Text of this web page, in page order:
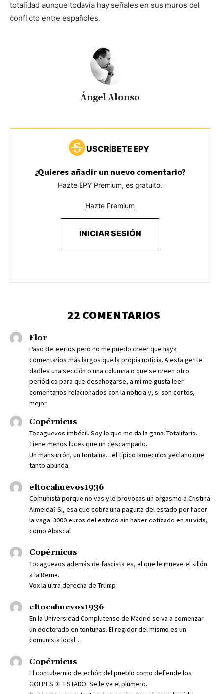
totalidad aunque todavía hay señales en sus muros del
conflicto entre españoles.
Ángel Alonso
USCRÍBETE EPY
¿Quieres añadir un nuevo comentario?
Hazte EPY Premium, es gratuito.
Hazte Premium
INICIAR SESIÓN
22 COMENTARIOS
Flor
Paso de leerlos pero no me puedo creer que haya
comentarios más largos que la propia noticia. A esta gente
dadles una sección o una columna o que se creen otro
periódico para que desahogarse, a mí me gusta leer
comentarios relacionados con la noticia y, si son cortos,
mejor.
Copérnicus
Tocaguevos imbécil. Soy lo que me da la gana. Totalitario.
Tiene menos luces que un descampado.
Un mansurrón, un tontaina…el típico lameculos yeclano que
tanto abunda.
eltocahuevos1936
Comunista porque no vas y le provocas un orgasmo a Cristina
Almeida? Si, esa que cobra una paguita del estado por hacer
la vaga. 3000 euros del estado sin haber cotizado en su vida,
como Abascal
Copérnicus
Tocaguevos además de fascista es, el que le mueve el sillón
a la Reme.
Vox la ultra derecha de Trump
eltocahuevos1936
En la Universidad Complutense de Madrid se va a comenzar
un doctorado en tontunas. El regidor del mismo es un
comunista local…
Copérnicus
El contubernio derechón del pueblo como defiende los
GOLPES DE ESTADO. Se le ve el plumero.